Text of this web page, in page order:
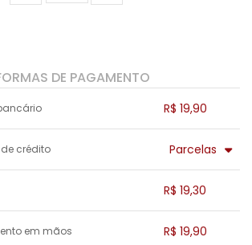
DE PAGAMENTO
R$ 19,90
crédito Parcelas
R$ 19,30
em mãos R$ 19,90